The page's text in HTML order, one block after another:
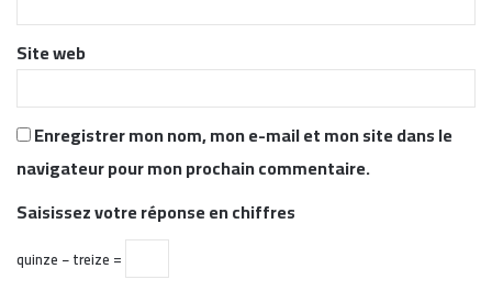
*
Site web
Enregistrer mon nom, mon e-mail et mon site dans le
navigateur pour mon prochain commentaire.
Saisissez votre réponse en chiffres
quinze − treize =